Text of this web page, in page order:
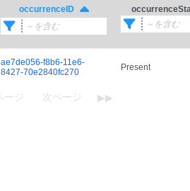
occurrenceID
ae7de056-f8b6-11e6-
8427-70e2840fc270
Present